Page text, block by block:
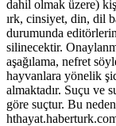
dahil olmak üzere)
ırk, cinsiyet, din, dil
durumunda
silinecektir.
aşağılama, nefret
hayvanlara yönelik
almaktadır. Suçu ve
göre suçtur. Bu